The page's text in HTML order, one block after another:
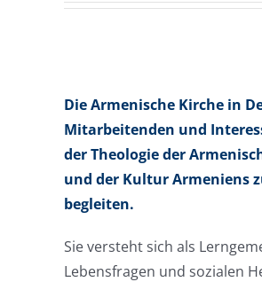
Die Armenische Kirche in
Mitarbeitenden und
der Theologie der
und der Kultur Armeniens
begleiten.
Sie versteht sich als
Lebensfragen und sozialen